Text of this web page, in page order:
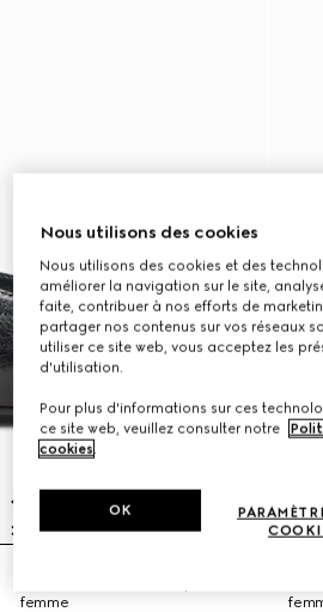
femme
Nous utilisons des cookies
Nous utilisons des cookies et des
améliorer la navigation sur le site,
faite, contribuer à nos efforts de
partager nos contenus sur vos réseaux
utiliser ce site web, vous acceptez les
d'utilisation.
Pour plus d'informations sur ces
ce site web, veuillez consulter notre
cookies.
OK